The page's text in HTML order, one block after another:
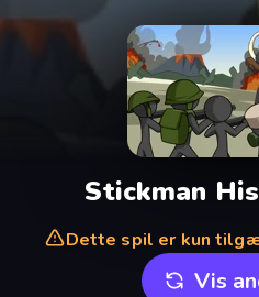
Stickman
Dette spil er kun
Vis